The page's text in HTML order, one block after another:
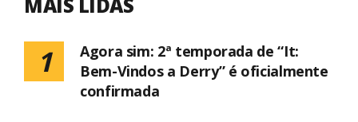
1
Agora sim: 2ª temporada de “It:
Bem-Vindos a Derry” é oficialmente
confirmada